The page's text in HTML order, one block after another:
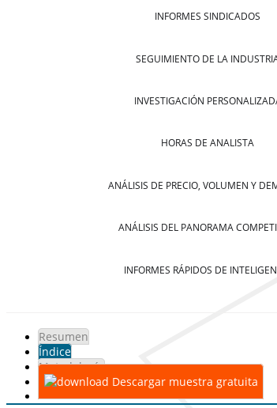
INFORMES SINDICADOS
SEGUIMIENTO DE LA
INVESTIGACIÓN
HORAS DE ANALISTA
ANÁLISIS DE PRECIO, VOLUMEN Y
ANÁLISIS DEL PANORAMA
INFORMES RÁPIDOS DE
Resumen
Índice
Metodología
Descargar muestra gratuita